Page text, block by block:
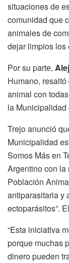
situaciones de
comunidad que
animales de
dejar limpios los
Por su parte,
Humano,
animal con
la Municipalidad
Trejo anunció
Municipalidad
Somos Más en
Argentino con la
Población
antiparasitaria y
ectoparásitos”.
“Esta iniciativa
porque muchas
dinero pueden